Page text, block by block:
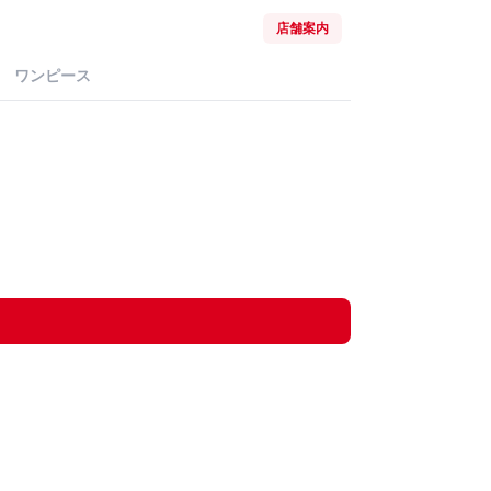
店舗案内
ワンピース